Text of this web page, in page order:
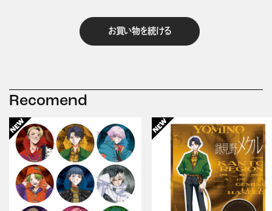
お買い物を続ける
Recomend